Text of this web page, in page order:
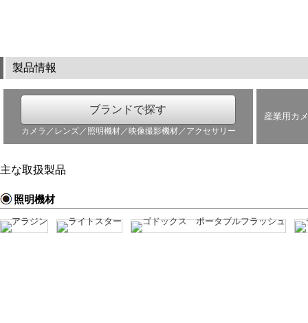
製品情報
ブランドで探す
カメラ／レンズ／照明機材／映像撮影機材／アクセサリー
産業用カ
主な取扱製品
照明機材